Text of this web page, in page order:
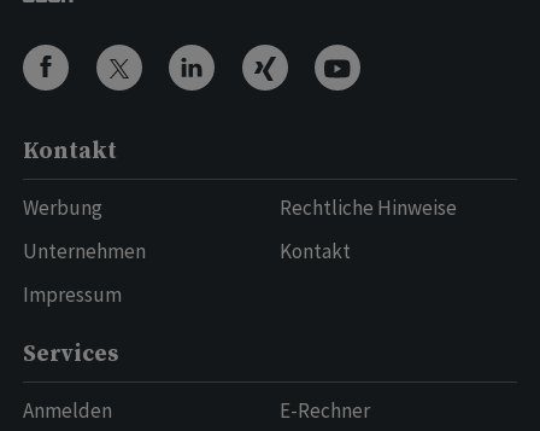
Kontakt
Werbung
Unternehmen
Impressum
Rechtliche Hinweise
Kontakt
Services
Anmelden
E-Rechner